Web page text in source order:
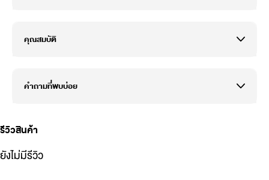
คุณสมบัติ
คำถามที่พบบ่อย
รีวิวสินค้า
ยังไม่มีรีวิว